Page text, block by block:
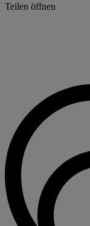
Teilen öffnen